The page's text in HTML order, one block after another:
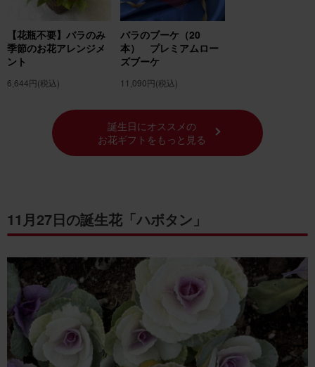
【花瓶不要】バラのみ
季節のお花アレンジメ
ント
6,644円(税込)
バラのブーケ（20
本） プレミアムロー
ズブーケ
11,090円(税込)
誕生日にオススメの
お花ギフトをもっと見る
11月27日の誕生花「ハボタン」